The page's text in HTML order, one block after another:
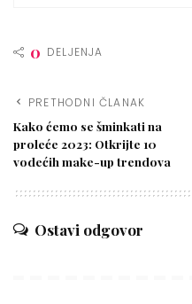
0 DELJENJA
PRETHODNI ČLANAK
Kako ćemo se šminkati na
proleće 2023: Otkrijte 10
vodećih make-up trendova
Ostavi odgovor